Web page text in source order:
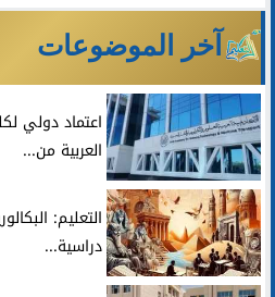
آخر الموضوعات
اعتماد دولي
العربية من...
دراسية...